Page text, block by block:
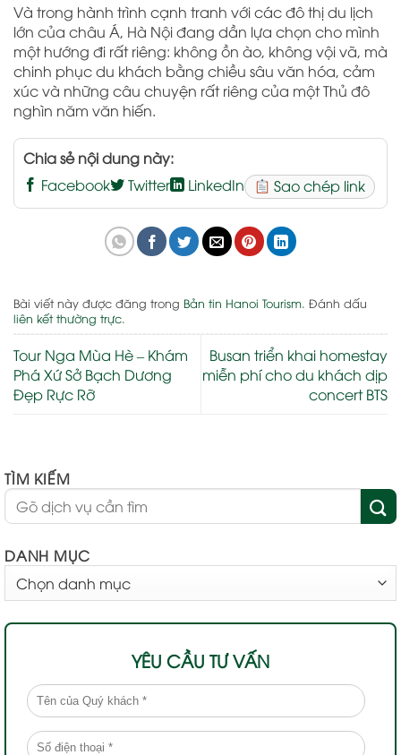
Và trong hành trình cạnh tranh với các đô thị du lịch
lớn của châu Á, Hà Nội đang dần lựa chọn cho mình
một hướng đi rất riêng: không ồn ào, không vội vã, mà
chinh phục du khách bằng chiều sâu văn hóa, cảm
xúc và những câu chuyện rất riêng của một Thủ đô
nghìn năm văn hiến.
Chia sẻ nội dung này:
Facebook
Twitter LinkedIn Sao chép link
Bài viết này được đăng trong Bản tin Hanoi Tourism. Đánh dấu
liên kết thường trực.
Tour Nga Mùa Hè – Khám
Phá Xứ Sở Bạch Dương
Đẹp Rực Rỡ
Busan triển khai homestay
miễn phí cho du khách dịp
concert BTS
TÌM KIẾM
DANH MỤC
MỤC
YÊU CẦU TƯ VẤN